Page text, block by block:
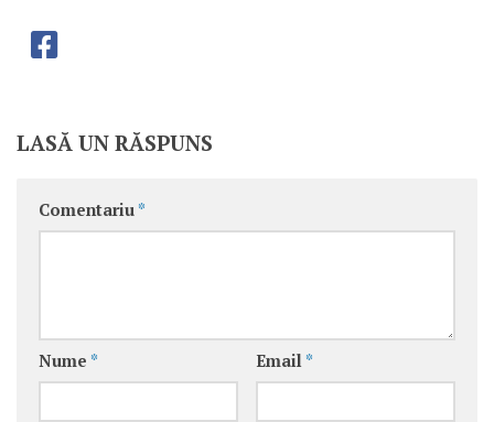
LASĂ UN RĂSPUNS
Comentariu *
Nume * Email *